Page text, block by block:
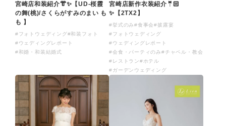
宮崎店和装紹介👘✨【UD-桜霞
の舞(桃)/さくらがすみのまい も
も 】
#フォトウェディング#和装フォト
#ウェディングレポート
#和婚・和装結婚式
宮崎店新作衣装紹介🤵🏻
✨【2TX2​】
#挙式のみ#食事会#披露宴
#フォトウェディング
#ウェディングレポート
#会食・パーティのみ#チャペル・教会
#レストラン#ホテル
#ガーデンウェディング